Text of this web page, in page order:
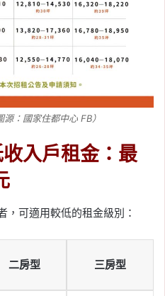
：國家住都中心 FB）
入戶租金：最
，可適用較低的租金級別：
二房型 三房型